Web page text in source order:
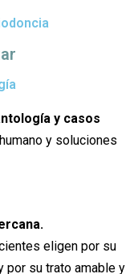
y casos
y soluciones
eligen por su
por su trato amable y